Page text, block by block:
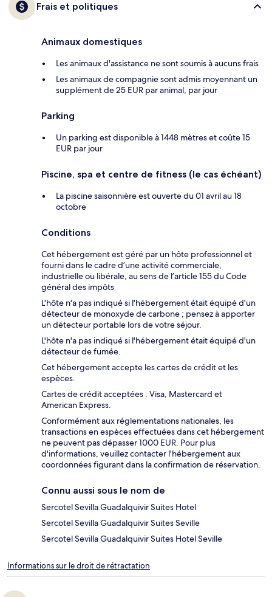
Frais et politiques
Animaux domestiques
Les animaux d'assistance ne sont soumis à aucuns frais
Les animaux de compagnie sont admis moyennant un
supplément de 25 EUR par animal, par jour
Parking
Un parking est disponible à 1448 mètres et coûte 15
EUR par jour
Piscine, spa et centre de fitness (le cas échéant)
La piscine saisonnière est ouverte du 01 avril au 18
octobre
Conditions
Cet hébergement est géré par un hôte professionnel et
fourni dans le cadre d’une activité commerciale,
industrielle ou libérale, au sens de l’article 155 du Code
général des impôts
L'hôte n'a pas indiqué si l'hébergement était équipé d'un
détecteur de monoxyde de carbone ; pensez à apporter
un détecteur portable lors de votre séjour.
L'hôte n'a pas indiqué si l'hébergement était équipé d'un
détecteur de fumée.
Cet hébergement accepte les cartes de crédit et les
espèces.
Cartes de crédit acceptées : Visa, Mastercard et
American Express.
Conformément aux réglementations nationales, les
transactions en espèces effectuées dans cet hébergement
ne peuvent pas dépasser 1000 EUR. Pour plus
d'informations, veuillez contacter l'hébergement aux
coordonnées figurant dans la confirmation de réservation.
Connu aussi sous le nom de
Sercotel Sevilla Guadalquivir Suites Hotel
Sercotel Sevilla Guadalquivir Suites Seville
Sercotel Sevilla Guadalquivir Suites Hotel Seville
Informations sur le droit de rétractation